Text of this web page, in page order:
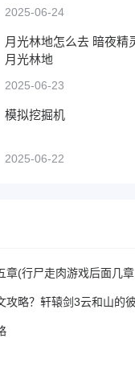
2025-06-24
月光林地怎么去 暗夜精
月光林地
2025-06-23
模拟挖掘机
2025-06-22